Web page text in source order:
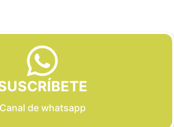
Canal de whatsapp